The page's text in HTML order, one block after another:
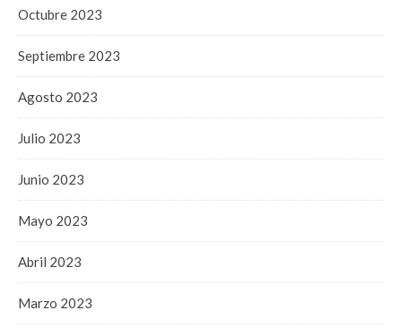
Octubre 2023
Septiembre 2023
Agosto 2023
Julio 2023
Junio 2023
Mayo 2023
Abril 2023
Marzo 2023